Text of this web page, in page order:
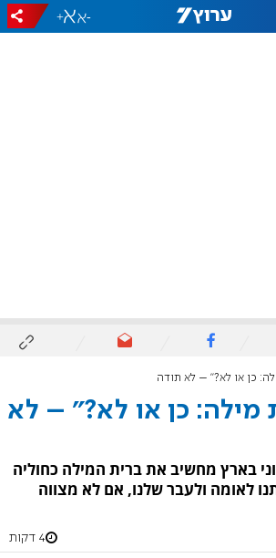
-
+
כן או לא?" – לא תודה
מילה: כן או לא?" – לא
בארץ מחשיב את ברית המילה כחוליה
לאומה ולעבר שלנו, אם לא מצווה
4 דקות